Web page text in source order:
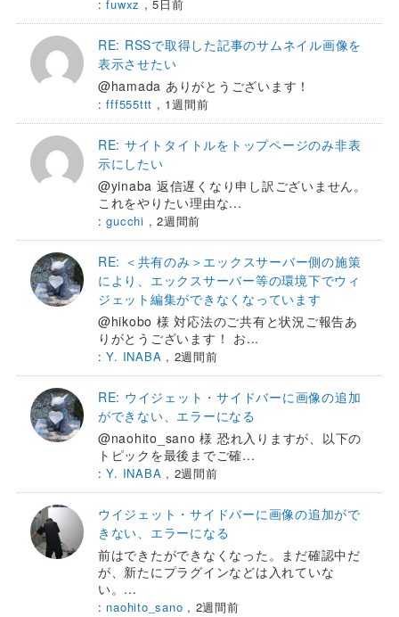
:fuwxz ,5日前
RE: RSSで取得した記事のサムネイル画像を
表示させたい
@hamada ありがとうございます！
:fff555ttt , 1週間前
RE: サイトタイトルをトップページのみ非表
示にしたい
@yinaba 返信遅くなり申し訳ございません。
これをやりたい理由な...
:gucchi ,2週間前
RE: ＜共有のみ＞エックスサーバー側の施策
により、エックスサーバー等の環境下でウィ
ジェット編集ができなくなっています
@hikobo 様 対応法のご共有と状況ご報告あ
りがとうございます！ お...
:Y. INABA , 2週間前
RE: ウイジェット・サイドバーに画像の追加
ができない、エラーになる
@naohito_sano 様 恐れ入りますが、以下の
トピックを最後までご確...
:Y. INABA , 2週間前
ウイジェット・サイドバーに画像の追加がで
きない、エラーになる
前はできたができなくなった。まだ確認中だ
が、新たにプラグインなどは入れていな
い。...
: naohito_sano , 2週間前